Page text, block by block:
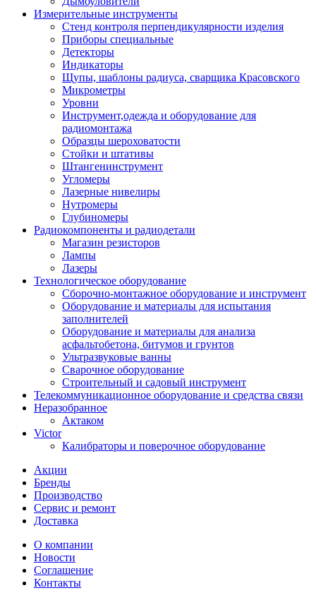
Измерительные инструменты
Стенд контроля перпендикулярности изделия
Приборы специальные
Детекторы
Индикаторы
Щупы, шаблоны радиуса, сварщика Красовского
Микрометры
Уровни
Инструмент,одежда и оборудование для
радиомонтажа
Образцы шероховатости
Стойки и штативы
Штангенинструмент
Угломеры
Лазерные нивелиры
Нутромеры
Глубиномеры
Радиокомпоненты и радиодетали
Магазин резисторов
Лампы
Лазеры
Технологическое оборудование
Сборочно-монтажное оборудование и инструмент
Оборудование и материалы для испытания
заполнителей
Оборудование и материалы для анализа
асфальтобетона, битумов и грунтов
Ультразвуковые ванны
Сварочное оборудование
Строительный и садовый инструмент
Телекоммуникационное оборудование и средства связи
Неразобранное
Актаком
Victor
Калибраторы и поверочное оборудование
Акции
Бренды
Производство
Сервис и ремонт
Доставка
О компании
Новости
Соглашение
Контакты